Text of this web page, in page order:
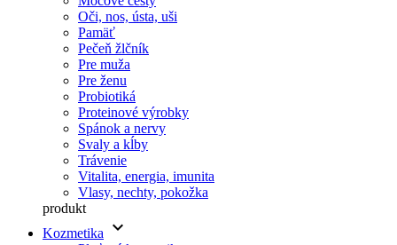
Oči, nos, ústa, uši
Pamäť
Pečeň žlčník
Pre muža
Pre ženu
Probiotiká
Proteinové výrobky
Spánok a nervy
Svaly a kĺby
Trávenie
Vitalita, energia, imunita
Vlasy, nechty, pokožka
produkt
Kozmetika
keyboard_arrow_down